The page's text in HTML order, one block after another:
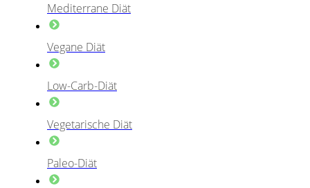
Mediterrane Diät
Vegane Diät
Low-Carb-Diät
Vegetarische Diät
Paleo-Diät